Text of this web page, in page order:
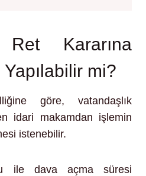
Ret Kararına
mi?
göre, vatandaşlık
idari makamdan işlemin
istenebilir.
ile dava açma süresi